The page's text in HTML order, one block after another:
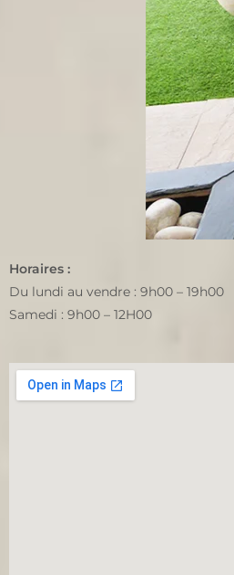
Horaires :
Du lundi au vendre : 9h00 – 19h00
Samedi : 9h00 – 12H00